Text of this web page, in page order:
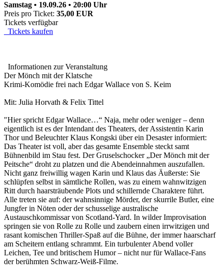
Samstag • 19.09.26 • 20:00 Uhr
Preis pro Ticket: 35,00 EUR
Tickets verfügbar
Tickets kaufen
Informationen zur Veranstaltung
Der Mönch mit der Klatsche
Krimi-Komödie frei nach Edgar Wallace von S. Keim
Mit: Julia Horvath & Felix Tittel
"Hier spricht Edgar Wallace…“ Naja, mehr oder weniger – denn
eigentlich ist es der Intendant des Theaters, der Assistentin Karin
Thor und Beleuchter Klaus Kongski über ein Desaster informiert:
Das Theater ist voll, aber das gesamte Ensemble steckt samt
Bühnenbild im Stau fest. Der Gruselschocker „Der Mönch mit der
Peitsche“ droht zu platzen und die Abendeinnahmen auszufallen.
Nicht ganz freiwillig wagen Karin und Klaus das Äußerste: Sie
schlüpfen selbst in sämtliche Rollen, was zu einem wahnwitzigen
Ritt durch haarsträubende Plots und schillernde Charaktere führt.
Alle treten sie auf: der wahnsinnige Mörder, der skurrile Butler, eine
Jungfer in Nöten oder der schusselige australische
Austauschkommissar von Scotland-Yard. In wilder Improvisation
springen sie von Rolle zu Rolle und zaubern einen irrwitzigen und
rasant komischen Thriller-Spaß auf die Bühne, der immer haarscharf
am Scheitern entlang schrammt. Ein turbulenter Abend voller
Leichen, Tee und britischem Humor – nicht nur für Wallace-Fans
der berühmten Schwarz-Weiß-Filme.